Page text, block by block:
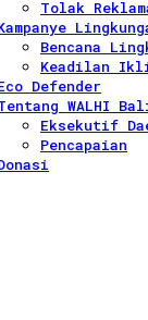
Tolak
Bencana
Keadilan
Defender
WALHI
Eksekutif
Pencapaian